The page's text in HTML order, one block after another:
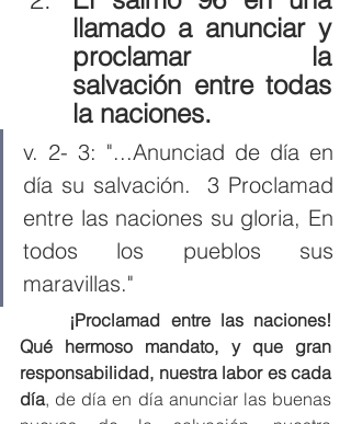
llamado a anunciar y
proclamar la
salvación entre todas
la naciones.
v. 2- 3: "...Anunciad de día en
día su salvación. ﻿ 3 Proclamad
entre las naciones su gloria, En
todos los pueblos sus
maravillas."
¡Proclamad entre las naciones!
Qué hermoso mandato, y que gran
responsabilidad, nuestra labor es cada
día, de día en día anunciar las buenas